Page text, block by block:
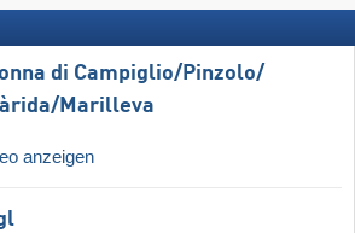
di Campiglio/​Pinzolo/​
​Marilleva
anzeigen